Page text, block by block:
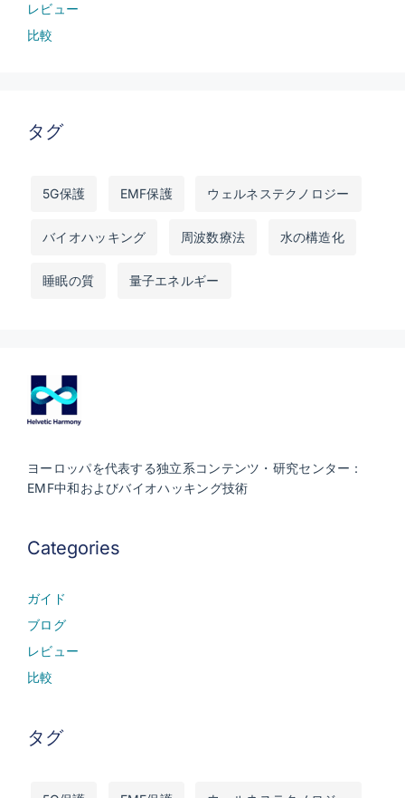
レビュー
比較
タグ
5G保護 EMF保護 ウェルネステクノロジー
バイオハッキング 周波数療法 水の構造化
睡眠の質 量子エネルギー
ヨーロッパを代表する独立系コンテンツ・研究センター：
EMF中和およびバイオハッキング技術
Categories
ガイド
ブログ
レビュー
比較
タグ